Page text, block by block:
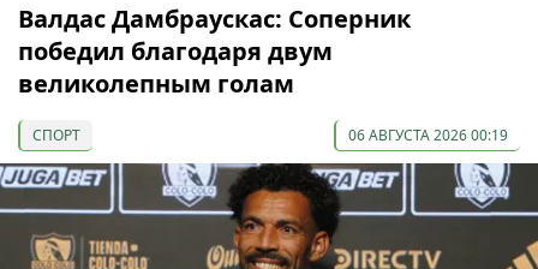
Валдас Дамбраускас: Соперник
победил благодаря двум
великолепным голам
СПОРТ 06 АВГУСТА 2026 00:19